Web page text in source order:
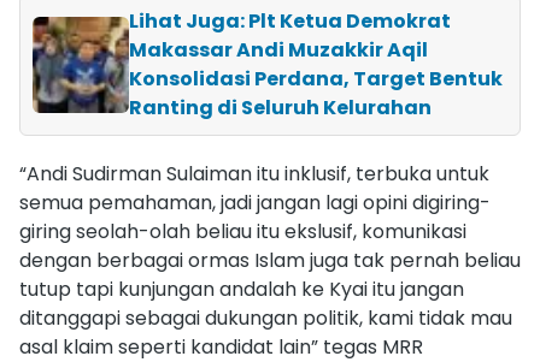
Lihat Juga: Plt Ketua Demokrat
Makassar Andi Muzakkir Aqil
Konsolidasi Perdana, Target Bentuk
Ranting di Seluruh Kelurahan
“Andi Sudirman Sulaiman itu inklusif, terbuka untuk
semua pemahaman, jadi jangan lagi opini digiring-
giring seolah-olah beliau itu ekslusif, komunikasi
dengan berbagai ormas Islam juga tak pernah beliau
tutup tapi kunjungan andalah ke Kyai itu jangan
ditanggapi sebagai dukungan politik, kami tidak mau
asal klaim seperti kandidat lain” tegas MRR